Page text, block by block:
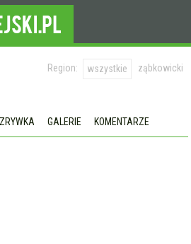
Region: wszystkie ząbkowicki
GALERIE KOMENTARZE